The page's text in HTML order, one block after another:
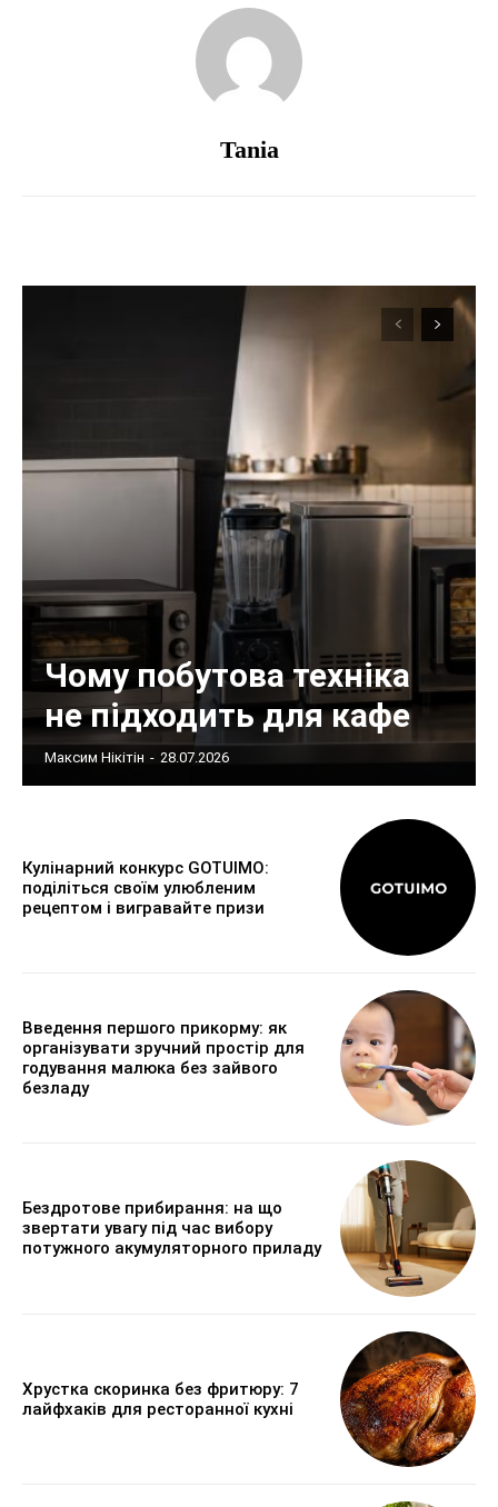
Tania
Чому побутова техніка
не підходить для кафе
Максим Нікітін - 28.07.2026
Кулінарний конкурс GOTUIMO:
поділіться своїм улюбленим
рецептом і вигравайте призи
Введення першого прикорму: як
організувати зручний простір для
годування малюка без зайвого
безладу
Бездротове прибирання: на що
звертати увагу під час вибору
потужного акумуляторного приладу
Хрустка скоринка без фритюру: 7
лайфхаків для ресторанної кухні